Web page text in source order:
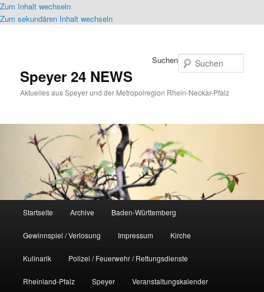
Zum Inhalt wechseln
Zum sekundären Inhalt wechseln
Speyer 24 NEWS
Aktuelles aus Speyer und der Metropolregion Rhein-Neckar-Pfalz
Suchen
Startseite Archive Baden-Württemberg
Gewinnspiel / Verlosung Impressum Kirche
Kulinarik Polizei / Feuerwehr / Rettungsdienste
Rheinland-Pfalz Speyer Veranstaltungskalender